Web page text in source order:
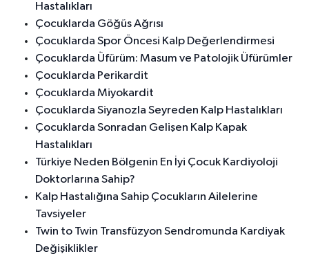
Hastalıkları
Çocuklarda Göğüs Ağrısı
Çocuklarda Spor Öncesi Kalp Değerlendirmesi
Çocuklarda Üfürüm: Masum ve Patolojik Üfürümler
Çocuklarda Perikardit
Çocuklarda Miyokardit
Çocuklarda Siyanozla Seyreden Kalp Hastalıkları
Çocuklarda Sonradan Gelişen Kalp Kapak
Hastalıkları
Türkiye Neden Bölgenin En İyi Çocuk Kardiyoloji
Doktorlarına Sahip?
Kalp Hastalığına Sahip Çocukların Ailelerine
Tavsiyeler
Twin to Twin Transfüzyon Sendromunda Kardiyak
Değişiklikler